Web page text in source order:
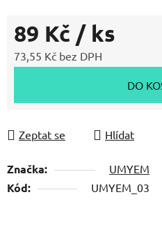
89 Kč / ks
73,55 Kč bez DPH
DO
Zeptat se Hlídat
Značka: UMYEM
Kód: UMYEM_03